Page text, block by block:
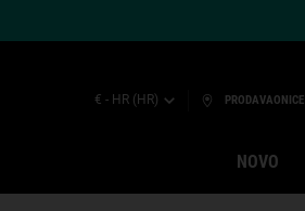
€ - HR (HR) PRODAVAONICE
NOVO